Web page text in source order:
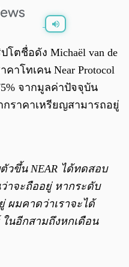
โตชื่อดัง Michaël van de
คาโทเคน Near Protocol
จากมูลค่าปัจจุบัน
ราคาเหรียญสามารถอยู่
วขึ้น NEAR ได้ทดสอบ
าจะถืออยู่ หากระดับ
ผมคาดว่าเราจะได้
นอีกสามถึงหกเดือน